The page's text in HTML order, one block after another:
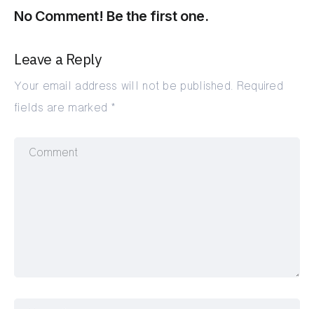
No Comment! Be the first one.
Leave a Reply
Your email address will not be published. Required
fields are marked *